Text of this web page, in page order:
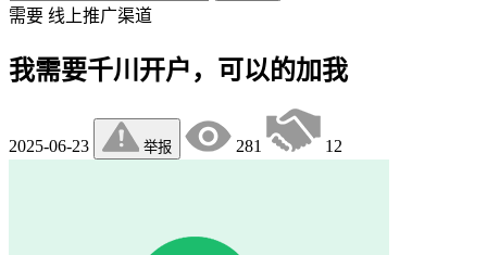
需要 线上推广渠道
我需要千川开户，可以的加我
2025-06-23 举报 281 12